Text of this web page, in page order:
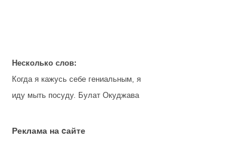
Несколько слов:
Когда я кажусь себе гениальным, я
иду мыть посуду. Булат Окуджава
Реклама на cайте